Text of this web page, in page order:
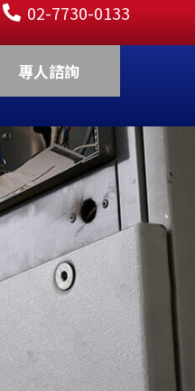
02-7730-0133
專人諮詢